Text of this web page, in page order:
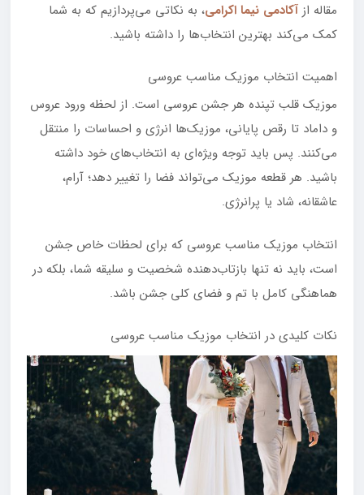
مقاله از آکادمی نیما اکرامی، به نکاتی می‌پردازیم که به شما
کمک می‌کند بهترین انتخاب‌ها را داشته باشید.
اهمیت انتخاب موزیک مناسب عروسی
موزیک قلب تپنده هر جشن عروسی است. از لحظه ورود عروس
و داماد تا رقص پایانی، موزیک‌ها انرژی و احساسات را منتقل
می‌کنند. پس باید توجه ویژه‌ای به انتخاب‌های خود داشته
باشید. هر قطعه موزیک می‌تواند فضا را تغییر دهد؛ آرام،
عاشقانه، شاد یا پرانرژی.
انتخاب موزیک مناسب عروسی که برای لحظات خاص جشن
است، باید نه تنها بازتاب‌دهنده شخصیت و سلیقه شما، بلکه در
هماهنگی کامل با تم و فضای کلی جشن باشد.
نکات کلیدی در انتخاب موزیک مناسب عروسی